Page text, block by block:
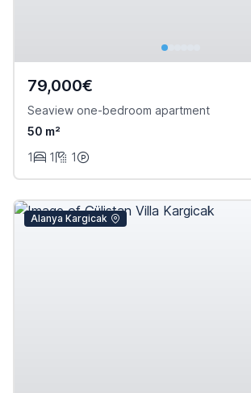
79,000€
Seaview one-bedroom apartment
50 m²
1
1 1
Alanya Kargicak